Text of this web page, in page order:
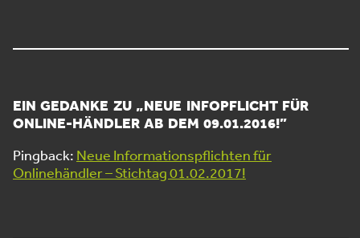
EIN GEDANKE ZU „NEUE INFOPFLICHT FÜR
ONLINE-HÄNDLER AB DEM 09.01.2016!”
Pingback: Neue Informationspflichten für
Onlinehändler – Stichtag 01.02.2017!